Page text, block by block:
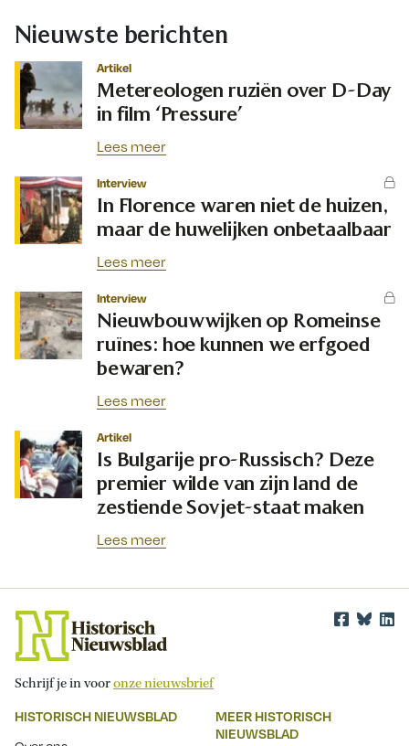
Nieuwste berichten
Artikel
Metereologen ruziën over D-Day
in film ‘Pressure’
Lees meer
Interview
In Florence waren niet de huizen,
maar de huwelijken onbetaalbaar
Lees meer
Interview
Nieuwbouwwijken op Romeinse
ruïnes: hoe kunnen we erfgoed
bewaren?
Lees meer
Artikel
Is Bulgarije pro-Russisch? Deze
premier wilde van zijn land de
zestiende Sovjet-staat maken
Lees meer
Schrijf je in vooronze nieuwsbrief
HISTORISCH NIEUWSBLAD
MEER HISTORISCH
NIEUWSBLAD